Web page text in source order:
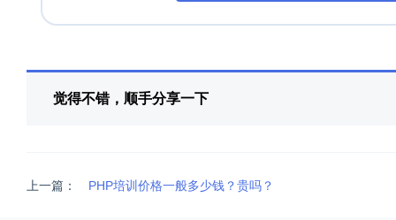
觉得不错，顺手分享一下
上一篇： PHP培训价格一般多少钱？贵吗？